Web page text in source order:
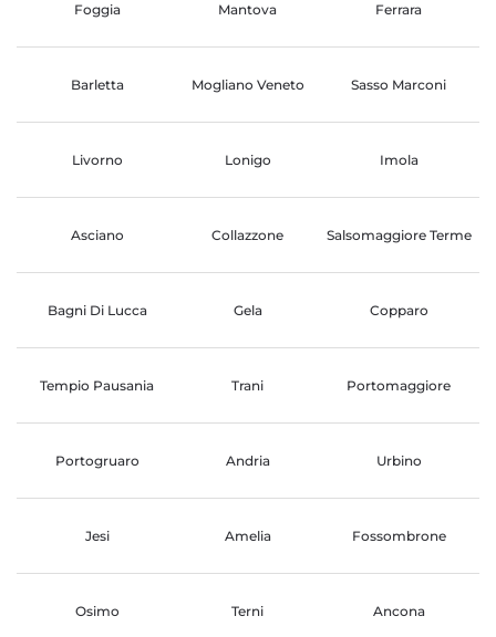
Foggia Mantova Ferrara
Barletta Mogliano Veneto Sasso Marconi
Livorno Lonigo Imola
Asciano Collazzone Salsomaggiore Terme
Bagni Di Lucca Gela Copparo
Tempio Pausania Trani Portomaggiore
Portogruaro Andria Urbino
Jesi Amelia Fossombrone
Osimo Terni Ancona